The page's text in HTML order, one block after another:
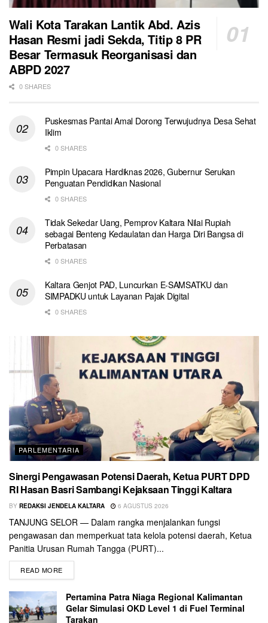
Wali Kota Tarakan Lantik Abd. Azis
Hasan Resmi jadi Sekda, Titip 8 PR
Besar Termasuk Reorganisasi dan
ABPD 2027
0 SHARES
Puskesmas Pantai Amal Dorong Terwujudnya Desa Sehat
Iklim
0 SHARES
Pimpin Upacara Hardiknas 2026, Gubernur Serukan
Penguatan Pendidikan Nasional
0 SHARES
Tidak Sekedar Uang, Pemprov Kaltara Nilai Rupiah
sebagai Benteng Kedaulatan dan Harga Diri Bangsa di
Perbatasan
0 SHARES
Kaltara Genjot PAD, Luncurkan E-SAMSATKU dan
SIMPADKU untuk Layanan Pajak Digital
0 SHARES
PARLEMENTARIA
Sinergi Pengawasan Potensi Daerah, Ketua PURT DPD
RI Hasan Basri Sambangi Kejaksaan Tinggi Kaltara
BY REDAKSI JENDELA KALTARA 6 AGUSTUS 2026
TANJUNG SELOR — Dalam rangka menjalankan fungsi
pengawasan dan memperkuat tata kelola potensi daerah, Ketua
Panitia Urusan Rumah Tangga (PURT)...
READ MORE
Pertamina Patra Niaga Regional Kalimantan
Gelar Simulasi OKD Level 1 di Fuel Terminal
Tarakan